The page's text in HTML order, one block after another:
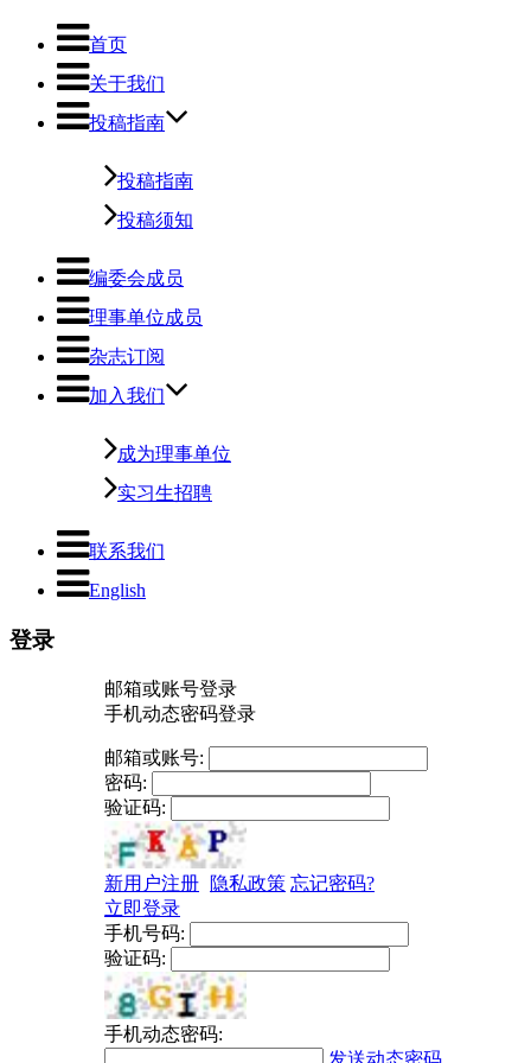
首页
关于我们
投稿指南
投稿指南
投稿须知
编委会成员
理事单位成员
杂志订阅
加入我们
成为理事单位
实习生招聘
联系我们
English
登录
邮箱或账号登录
手机动态密码登录
邮箱或账号:
密码:
验证码:
新用户注册 隐私政策 忘记密码?
立即登录
手机号码:
验证码:
手机动态密码: